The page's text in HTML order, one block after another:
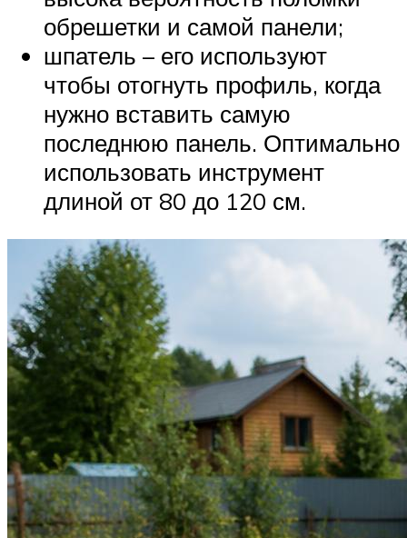
обрешетки и самой панели;
шпатель – его используют
чтобы отогнуть профиль, когда
нужно вставить самую
последнюю панель. Оптимально
использовать инструмент
длиной от 80 до 120 см.